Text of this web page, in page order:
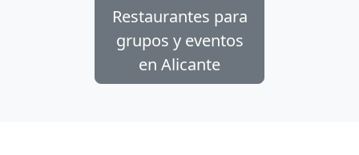
Restaurantes para
grupos y eventos
en Alicante